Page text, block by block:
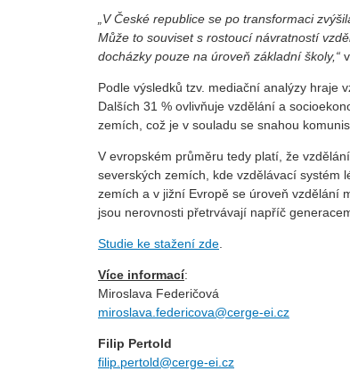
„V České republice se po transformaci
Může to souviset s rostoucí návratností
docházky pouze na úroveň základní školy,“
Podle výsledků tzv. mediační analýzy hraje
Dalších 31 % ovlivňuje vzdělání a
zemích, což je v souladu se snahou
V evropském průměru tedy platí, že
severských zemích, kde vzdělávací systém
zemích a v jižní Evropě se úroveň vzdělání
jsou nerovnosti přetrvávají napříč
Studie ke stažení zde.
Více informací:
Miroslava Federičová
miroslava.federicova@cerge-ei.cz
Filip Pertold
filip.pertold@cerge-ei.cz